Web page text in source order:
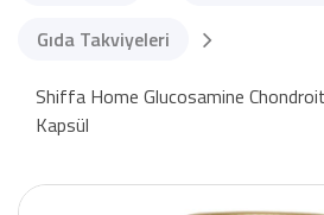
Gıda Takviyeleri
Shiffa Home Glucosamine
Kapsül